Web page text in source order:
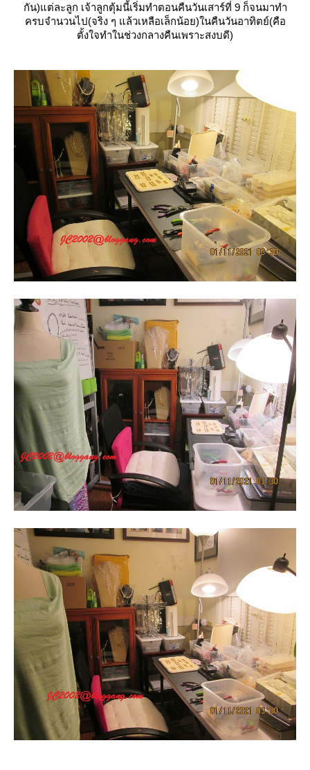
กัน)แต่ละลูก เจ้าลูกตุ้มนี้เริ่มทำตอนคืนวันเสาร์ที่ 9 ก็จนมาทำ
ครบจำนวนไป(จริง ๆ แล้วเหลือเล็กน้อย)ในคืนวันอาทิตย์(คือ
ตั้งใจทำในช่วงกลางคืนเพราะสงบดี)